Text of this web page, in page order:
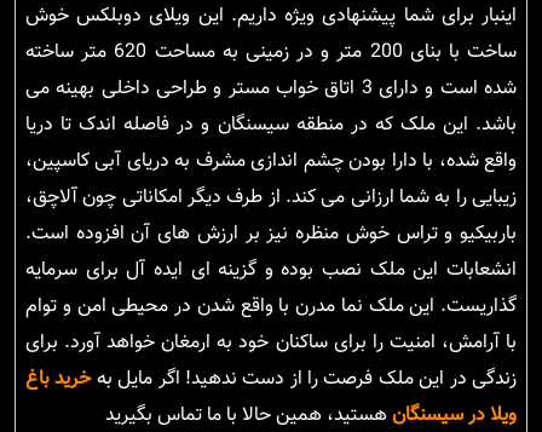
اینبار برای شما پیشنهادی ویژه داریم. این ویلای دوبلکس خوش
ساخت با بنای 200 متر و در زمینی به مساحت 620 متر ساخته
شده است و دارای 3 اتاق خواب مستر و طراحی داخلی بهینه می
باشد. این ملک که در منطقه سیسنگان و در فاصله اندک تا دریا
واقع شده، با دارا بودن چشم اندازی مشرف به دریای آبی کاسپین،
زیبایی را به شما ارزانی می کند. از طرف دیگر امکاناتی چون آلاچق،
باربیکیو و تراس خوش منظره نیز بر ارزش های آن افزوده است.
انشعابات این ملک نصب بوده و گزینه ای ایده آل برای سرمایه
گذاریست. این ملک نما مدرن با واقع شدن در محیطی امن و توام
با آرامش، امنیت را برای ساکنان خود به ارمغان خواهد آورد. برای
زندگی در این ملک فرصت را از دست ندهید! اگر مایل بهخرید باغ
ویلا در سیسنگان هستید، همین حالا با ما تماس بگیرید